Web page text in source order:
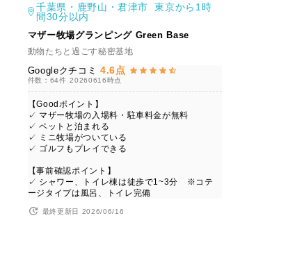
千葉県・鹿野山・君津市 東京から1時
間30分以内
マザー牧場グランピング Green Base
動物たちと過ごす秘密基地
Googleクチコミ 4.6点
件数：64件 20260616時点
【Goodポイント】
✓ マザー牧場の入場料・駐車料金が無料
✓ ペットと泊まれる
✓ ミニ牧場がついている
✓ ゴルフもプレイできる
【事前確認ポイント】
✓ シャワー、トイレ棟は徒歩で1~3分 ※コテ
ージタイプは風呂、トイレ完備
最終更新日 2026/06/16